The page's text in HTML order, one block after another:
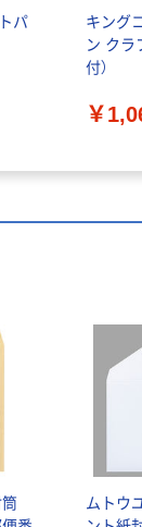
パ
キング
ン クラ
付）
￥
ムトウ